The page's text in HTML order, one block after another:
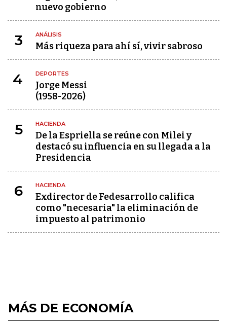
nuevo gobierno
3 ANÁLISIS
Más riqueza para ahí sí, vivir sabroso
4 DEPORTES
Jorge Messi
(1958-2026)
5 HACIENDA
De la Espriella se reúne con Milei y
destacó su influencia en su llegada a la
Presidencia
6 HACIENDA
Exdirector de Fedesarrollo califica
como "necesaria" la eliminación de
impuesto al patrimonio
MÁS DE ECONOMÍA